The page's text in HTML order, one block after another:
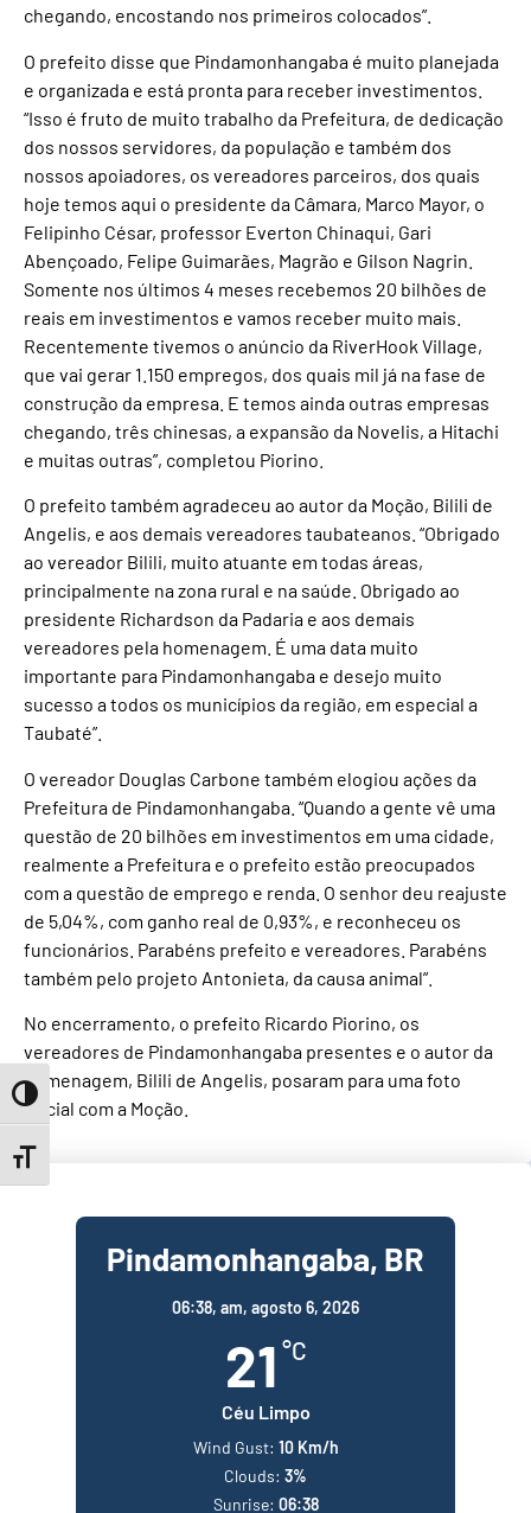
Toggle High Contrast
Toggle Font size
chegando, encostando nos primeiros colocados”.
O prefeito disse que Pindamonhangaba é muito planejada
e organizada e está pronta para receber investimentos.
“Isso é fruto de muito trabalho da Prefeitura, de dedicação
dos nossos servidores, da população e também dos
nossos apoiadores, os vereadores parceiros, dos quais
hoje temos aqui o presidente da Câmara, Marco Mayor, o
Felipinho César, professor Everton Chinaqui, Gari
Abençoado, Felipe Guimarães, Magrão e Gilson Nagrin.
Somente nos últimos 4 meses recebemos 20 bilhões de
reais em investimentos e vamos receber muito mais.
Recentemente tivemos o anúncio da RiverHook Village,
que vai gerar 1.150 empregos, dos quais mil já na fase de
construção da empresa. E temos ainda outras empresas
chegando, três chinesas, a expansão da Novelis, a Hitachi
e muitas outras”, completou Piorino.
O prefeito também agradeceu ao autor da Moção, Bilili de
Angelis, e aos demais vereadores taubateanos. “Obrigado
ao vereador Bilili, muito atuante em todas áreas,
principalmente na zona rural e na saúde. Obrigado ao
presidente Richardson da Padaria e aos demais
vereadores pela homenagem. É uma data muito
importante para Pindamonhangaba e desejo muito
sucesso a todos os municípios da região, em especial a
Taubaté”.
O vereador Douglas Carbone também elogiou ações da
Prefeitura de Pindamonhangaba. “Quando a gente vê uma
questão de 20 bilhões em investimentos em uma cidade,
realmente a Prefeitura e o prefeito estão preocupados
com a questão de emprego e renda. O senhor deu reajuste
de 5,04%, com ganho real de 0,93%, e reconheceu os
funcionários. Parabéns prefeito e vereadores. Parabéns
também pelo projeto Antonieta, da causa animal”.
No encerramento, o prefeito Ricardo Piorino, os
vereadores de Pindamonhangaba presentes e o autor da
homenagem, Bilili de Angelis, posaram para uma foto
oficial com a Moção.
Pindamonhangaba, BR
06:38, am, agosto 6, 2026
21 °C
Céu Limpo
Wind Gust: 10 Km/h
Clouds: 3%
Sunrise: 06:38